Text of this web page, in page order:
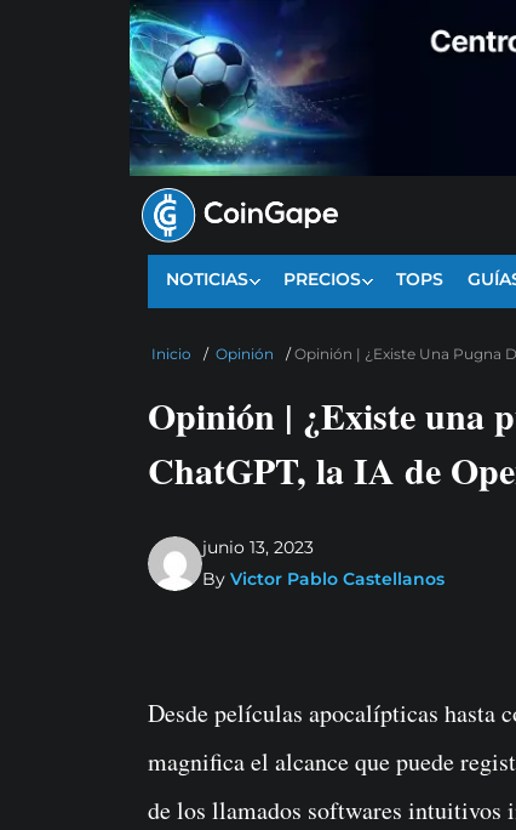
NOTICIAS PRECIOS TOPS
Inicio / Opinión /Opinión | ¿Existe Una Pugna
Opinión | ¿Existe una
ChatGPT, la IA de
junio 13, 2023
By Victor Pablo Castellanos
Desde películas apocalípticas hasta comedias en cualquier formato, la cultura popular
magnifica el alcance que puede
de los llamados softwares intuitivos